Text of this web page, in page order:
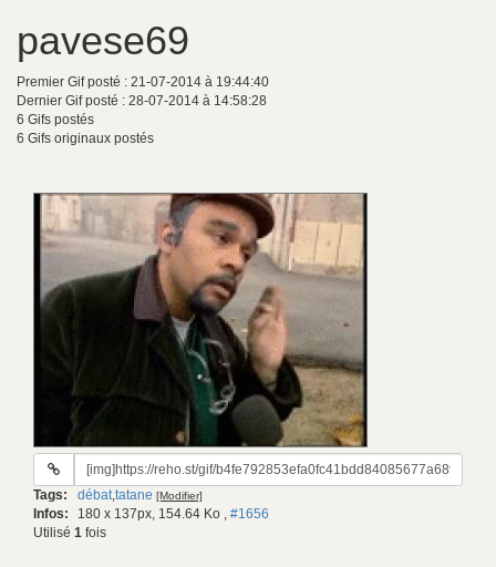
pavese69
Premier Gif posté : 21-07-2014 à 19:44:40
Dernier Gif posté : 28-07-2014 à 14:58:28
6 Gifs postés
6 Gifs originaux postés
URL
gif:
Tags: débat,tatane [Modifier]
Infos: 180 x 137px, 154.64 Ko , #1656
Utilisé 1 fois